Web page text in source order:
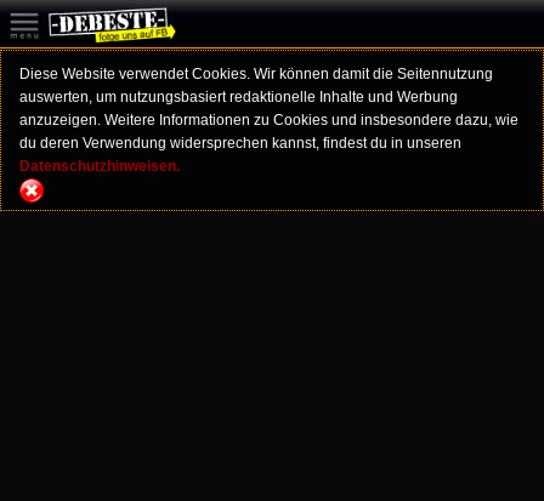
Diese Website verwendet Cookies. Wir können damit die Seitennutzung
auswerten, um nutzungsbasiert redaktionelle Inhalte und Werbung
anzuzeigen. Weitere Informationen zu Cookies und insbesondere dazu, wie
du deren Verwendung widersprechen kannst, findest du in unseren
Datenschutzhinweisen.